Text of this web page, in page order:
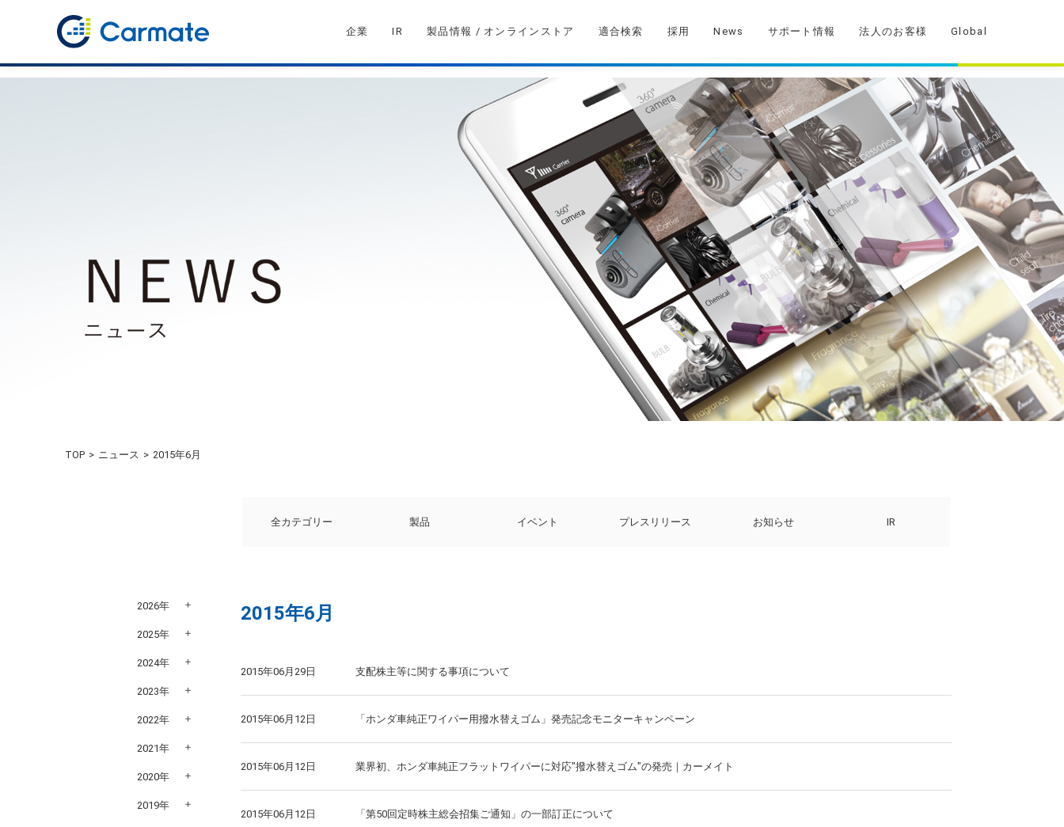
企業 IR 製品情報 / オンラインストア 適合検索 採用 News サポート情報 法人のお客様 Global
TOP ニュース 2015年6月
全カテゴリー 製品 イベント プレスリリース お知らせ IR
2015年6月
2015年06月29日 支配株主等に関する事項について
2015年06月12日 「ホンダ車純正ワイパー用撥水替えゴム」発売記念モニターキャンペーン
2015年06月12日 業界初、ホンダ車純正フラットワイパーに対応"撥水替えゴム"の発売｜カーメイト
2015年06月12日 「第50回定時株主総会招集ご通知」の一部訂正について
2026年
2025年
2024年
2023年
2022年
2021年
2020年
2019年